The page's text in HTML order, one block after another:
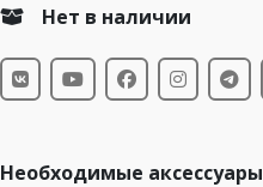
Нет в наличии
Необходимые аксессуары